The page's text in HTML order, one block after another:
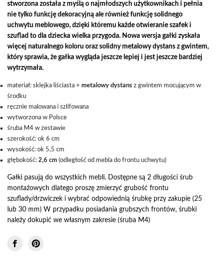
stworzona została z myślą o najmłodszych użytkownikach i pełnia
nie tylko funkcję dekoracyjną ale również funkcję solidnego
uchwytu meblowego, dzięki któremu każde otwieranie szafek i
szuflad to dla dziecka wielka przygoda. Nowa wersja gałki zyskała
więcej naturalnego koloru oraz solidny metalowy dystans z gwintem,
którysprawia, że gałka wygląda jeszcze lepiej i jest jeszcze bardziej
wytrzymała.
materiał: sklejka liściasta + metalowy dystans z gwintem mocującym w
środku
ręcznie malowana i szlifowana
wytworzona w Polsce
śruba M4 w zestawie
szerokość: ok 6 cm
wysokość: ok 5,5 cm
głębokość: 2,6 cm (odległość od mebla do frontu uchwytu)
Gałki pasują do wszystkich mebli. Dostępne są 2 długości śrub
montażowych dlatego proszę zmierzyć grubość frontu
szuflady/drzwiczek i wybrać odpowiednią śrubkę przy zakupie (25
lub 30 mm) W przypadku posiadania grubszych frontów, śrubki
należy dokupić we własnym zakresie (śruba M4)